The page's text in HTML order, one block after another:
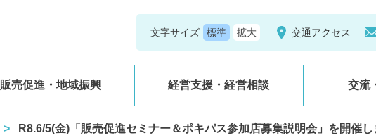
文字サイズ 交通アクセス
販売促進・地域振興 経営支援・経営相談 交流
R8.6/5(金)「販売促進セミナー＆ポキパス参加店募集説明会」を開催し